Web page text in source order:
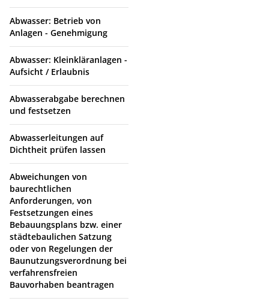
Abwasser: Betrieb von
Anlagen - Genehmigung
Abwasser: Kleinkläranlagen -
Aufsicht / Erlaubnis
Abwasserabgabe berechnen
und festsetzen
Abwasserleitungen auf
Dichtheit prüfen lassen
Abweichungen von
baurechtlichen
Anforderungen, von
Festsetzungen eines
Bebauungsplans bzw. einer
städtebaulichen Satzung
oder von Regelungen der
Baunutzungsverordnung bei
verfahrensfreien
Bauvorhaben beantragen